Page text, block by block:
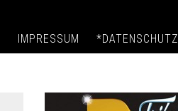
IMPRESSUM *DATENSCHUTZ